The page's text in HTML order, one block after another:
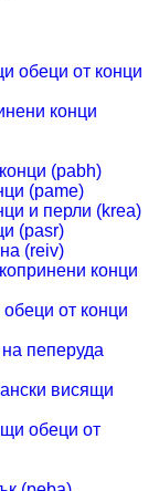
обеци от конци
конци
(pabh)
(pame)
и перли (krea)
(pasr)
(reiv)
конци
от конци
пеперуда
висящи
обеци от